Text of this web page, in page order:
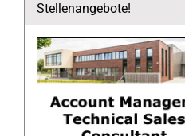
Stellenangebote!